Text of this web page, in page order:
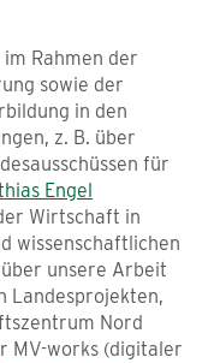
Rahmen der
sowie der
in den
z. B. über
für
Engel
Wirtschaft in
wissenschaftlichen
unsere Arbeit
Landesprojekten,
Nord
MV-works (digitaler